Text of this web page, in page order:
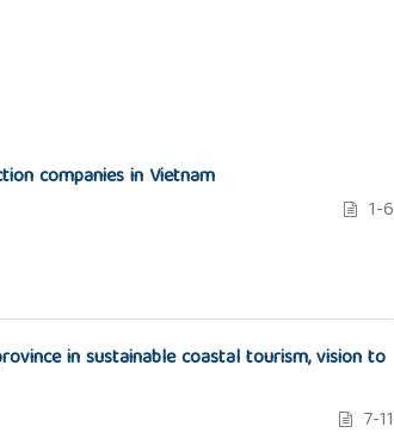
companies in Vietnam
1-6
in sustainable coastal tourism, vision to
7-11